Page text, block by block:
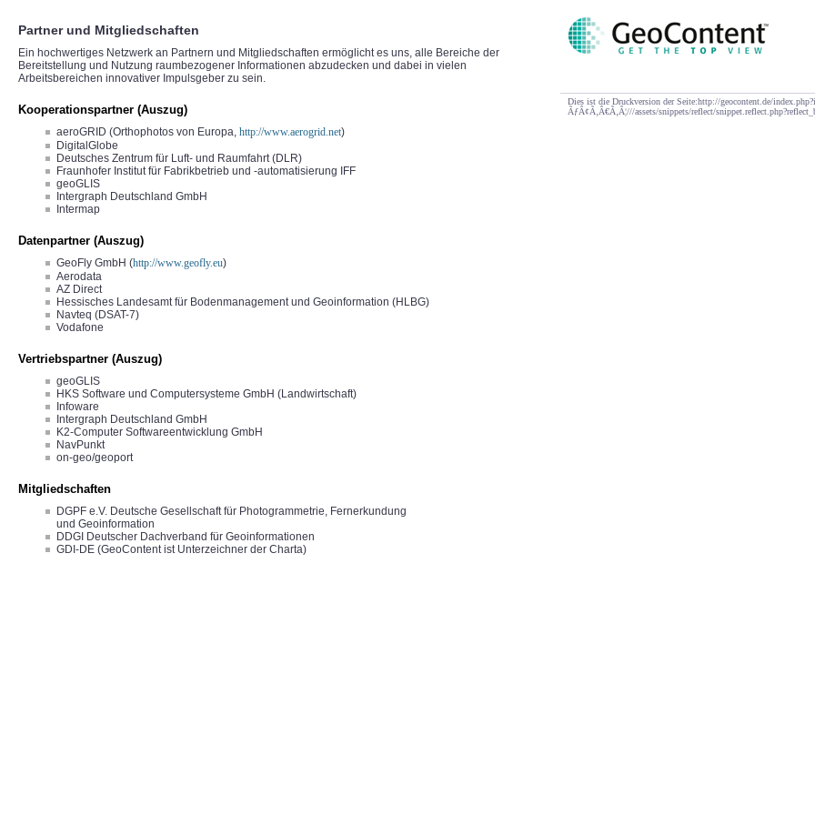
Partner und Mitgliedschaften
Ein hochwertiges Netzwerk an Partnern und Mitgliedschaften ermöglicht es uns, alle Bereiche der
Bereitstellung und Nutzung raumbezogener Informationen abzudecken und dabei in vielen
Arbeitsbereichen innovativer Impulsgeber zu sein.
Kooperationspartner (Auszug)
aeroGRID (Orthophotos von Europa, http://www.aerogrid.net)
DigitalGlobe
Deutsches Zentrum für Luft- und Raumfahrt (DLR)
Fraunhofer Institut für Fabrikbetrieb und -automatisierung IFF
geoGLIS
Intergraph Deutschland GmbH
Intermap
Datenpartner (Auszug)
GeoFly GmbH (http://www.geofly.eu)
Aerodata
AZ Direct
Hessisches Landesamt für Bodenmanagement und Geoinformation (HLBG)
Navteq (DSAT-7)
Vodafone
Vertriebspartner (Auszug)
geoGLIS
HKS Software und Computersysteme GmbH (Landwirtschaft)
Infoware
Intergraph Deutschland GmbH
K2-Computer Softwareentwicklung GmbH
NavPunkt
on-geo/geoport
Mitgliedschaften
DGPF e.V. Deutsche Gesellschaft für Photogrammetrie, Fernerkundung
und Geoinformation
DDGI Deutscher Dachverband für Geoinformationen
GDI-DE (GeoContent ist Unterzeichner der Charta)
Dies ist die Druckversion der Seite:http://geocontent.de/
ÃƒÂ¢Ã‚Â€Ã‚Â¦///assets/snippets/reflect/